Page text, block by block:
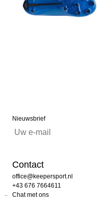
Nieuwsbrief
Contact
office@keepersport.nl
+43 676 7664611
Chat met ons